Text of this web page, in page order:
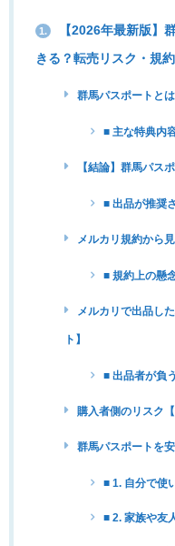
1. 【2026年最新版】
きる？転売リスク・規
群馬パスポートと
■ 主な特典内
【結論】群馬パス
■ 出品が推奨
メルカリ規約から
■ 規約上の懸
メルカリで出品し
ト】
■ 出品者が負
購入者側のリスク
群馬パスポートを
■ 1. 自分で使
■ 2. 家族や友